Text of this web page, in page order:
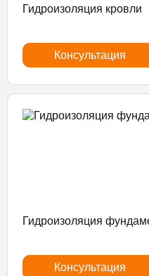
Гидроизоляция кровли
Консультация
Гидроизоляция
Консультация